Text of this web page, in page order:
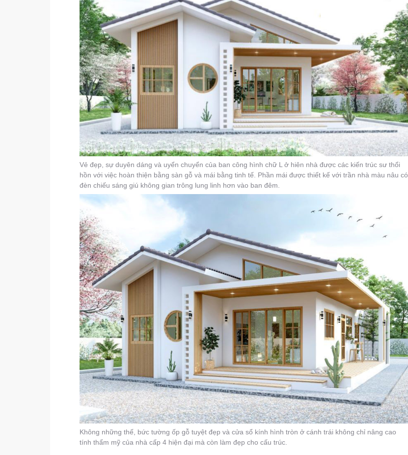
Vẻ đẹp, sự duyên dáng và uyển chuyển của ban công hình chữ L ở hiên nhà được các kiến trúc sư thổi
hồn với việc hoàn thiện bằng sàn gỗ và mái bằng tinh tế. Phần mái được thiết kế với trần nhà màu nâu có
đèn chiếu sáng giú không gian trông lung linh hơn vào ban đêm.
Không những thế, bức tường ốp gỗ tuyệt đẹp và cửa sổ kính hình tròn ở cánh trái không chỉ nâng cao
tính thẩm mỹ của nhà cấp 4 hiện đại mà còn làm đẹp cho cấu trúc.